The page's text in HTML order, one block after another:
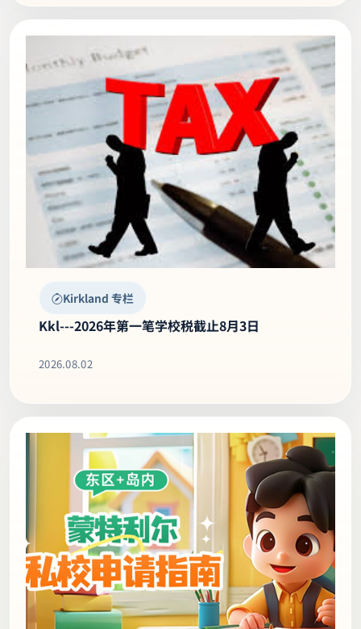
从欢迎班到顶尖私校｜从中学到名校大学的成功
案例
2026.08.03
Kkl---2026年第一笔学校税截止8月3日
2026.08.02